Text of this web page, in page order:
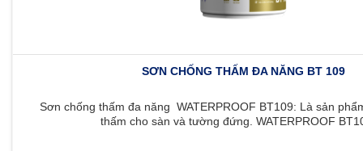
SƠN CHỐNG THẤM ĐA NĂNG BT 109
Sơn chống thấm đa năng WATERPROOF BT109: Là sản
thấm cho sàn và tường đứng. WATERPROOF